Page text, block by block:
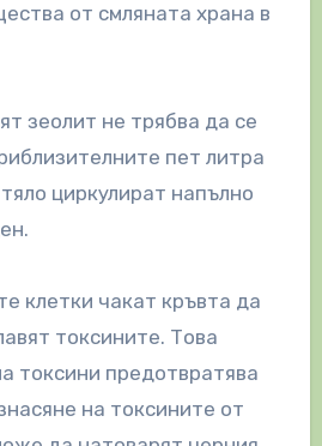
от смляната храна в
зеолит не трябва да се
пет литра
циркулират напълно
клетки чакат кръвта да
токсините. Това
токсини предотвратява
на токсините от